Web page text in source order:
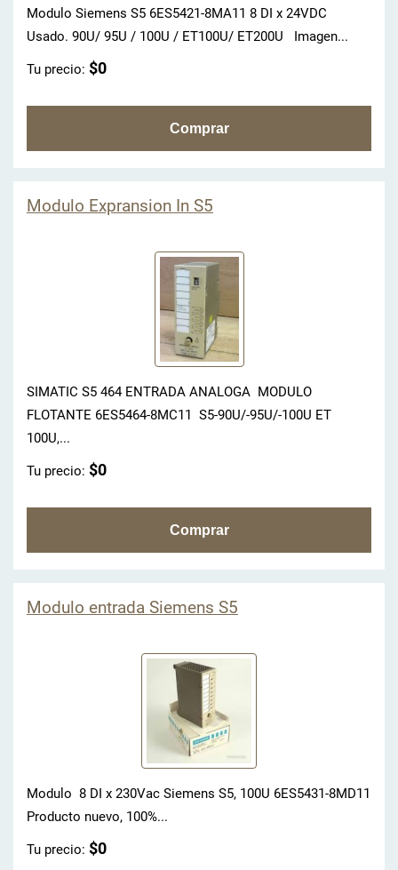
Modulo Siemens S5 6ES5421-8MA11 8 DI x 24VDC
Usado. 90U/ 95U / 100U / ET100U/ ET200U Imagen...
Tu precio: $0
Modulo Expransion In S5
SIMATIC S5 464 ENTRADA ANALOGA MODULO
FLOTANTE 6ES5464-8MC11 S5-90U/-95U/-100U ET
100U,...
Tu precio: $0
Modulo entrada Siemens S5
Modulo 8 DI x 230Vac Siemens S5, 100U 6ES5431-8MD11
Producto nuevo, 100%...
Tu precio: $0